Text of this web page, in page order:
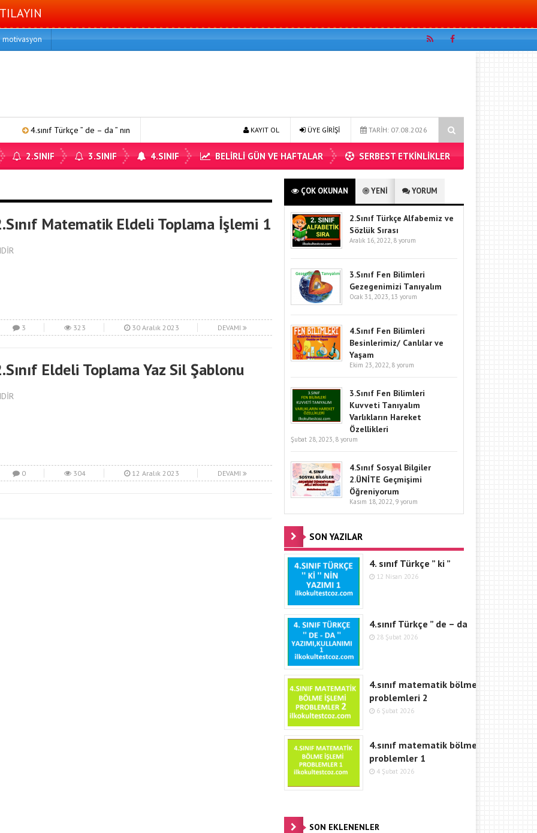
motivasyon
4.sınıf Türkçe ” de – da ” nın kullanımı 1 4.sınıf matematik bölme problemleri 2 4.sınıf matematik bölme işlemi problemler 1
TARİH: 07.08.2026
ÜYE GİRİŞİ
KAYIT OL
2.SINIF 3.SINIF 4.SINIF BELİRLİ GÜN VE HAFTALAR SERBEST ETKİNLİKLER
Matematik Eldeli Toplama İşlemi 1
3 323 30 Aralık 2023 DEVAMI
Eldeli Toplama Yaz Sil Şablonu
0 304 12 Aralık 2023 DEVAMI
ÇOK OKUNAN YENİ YORUM
2.Sınıf Türkçe Alfabemiz ve
Sözlük Sırası
Aralık 16, 2022, 8 yorum
3.Sınıf Fen Bilimleri
Gezegenimizi Tanıyalım
Ocak 31, 2023, 13 yorum
4.Sınıf Fen Bilimleri
Besinlerimiz/ Canlılar ve
Yaşam
Ekim 23, 2022, 8 yorum
3.Sınıf Fen Bilimleri
Kuvveti Tanıyalım
Varlıkların Hareket
Özellikleri
Şubat 28, 2023, 8 yorum
4.Sınıf Sosyal Bilgiler
2.ÜNİTE Geçmişimi
Öğreniyorum
Kasım 18, 2022, 9 yorum
SON YAZILAR
4. sınıf Türkçe ” ki ”
12 Nisan 2026
4.sınıf Türkçe ” de – da
28 Şubat 2026
4.sınıf matematik bölme
problemleri 2
6 Şubat 2026
4.sınıf matematik bölme işlemi
problemler 1
4 Şubat 2026
SON EKLENENLER